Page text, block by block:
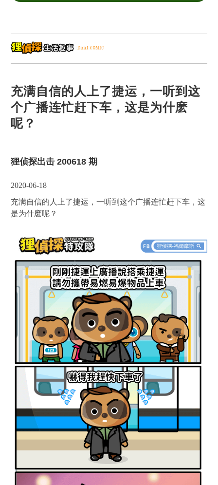
充满自信的人上了捷运，一听到这
个广播连忙赶下车，这是为什麽
呢？
狸侦探出击 200618 期
2020-06-18
充满自信的人上了捷运，一听到这个广播连忙赶下车，这
是为什麽呢？